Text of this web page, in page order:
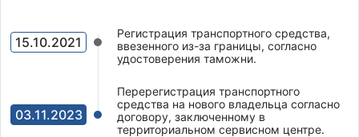
15.10.2021
Регистрация транспортного средства,
ввезенного из-за границы, согласно
удостоверения таможни.
03.11.2023
Перерегистрация транспортного
средства на нового владельца согласно
договору, заключенному в
территориальном сервисном центре.